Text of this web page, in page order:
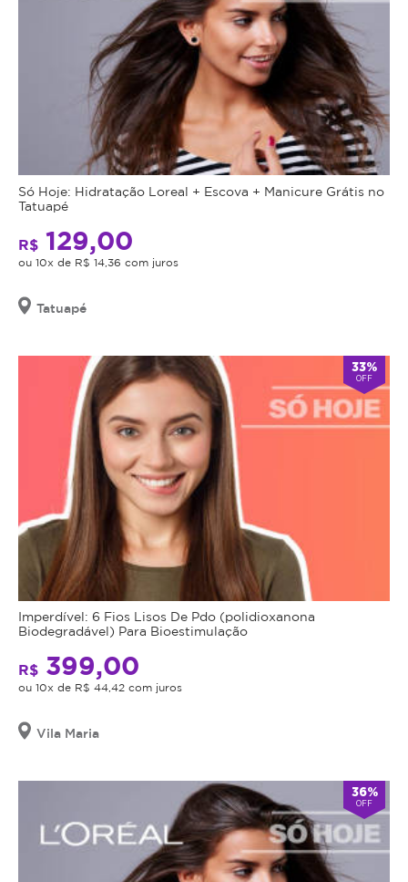
Só Hoje: Hidratação Loreal + Escova + Manicure Grátis no
Tatuapé
R$ 129,00
ou 10x de R$ 14,36 com juros
Tatuapé
33%
OFF
Imperdível: 6 Fios Lisos De Pdo (polidioxanona
Biodegradável) Para Bioestimulação
R$ 399,00
ou 10x de R$ 44,42 com juros
Vila Maria
36%
OFF